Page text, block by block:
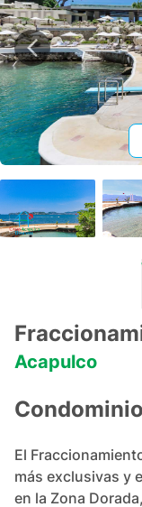
Acapulco
Condominio
El
más exclusivas y
en la Zona